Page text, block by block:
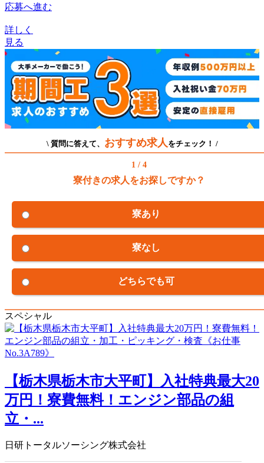
応募へ進む
詳しく
見る
\ 質問に答えて、 おすすめ求人 をチェック！ /
1 / 4
寮付きの求人をお探しですか？
寮あり
寮なし
どちらでも可
スペシャル
【栃木県栃木市大平町】入社特典最大20
万円！寮費無料！エンジン部品の組
立・...
日研トータルソーシング株式会社